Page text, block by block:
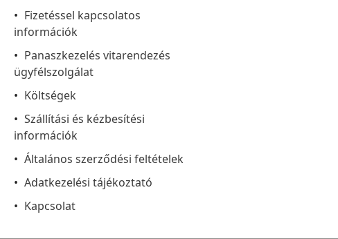
Fizetéssel kapcsolatos
információk
Panaszkezelés vitarendezés
ügyfélszolgálat
Költségek
Szállítási és kézbesítési
információk
Általános szerződési feltételek
Adatkezelési tájékoztató
Kapcsolat